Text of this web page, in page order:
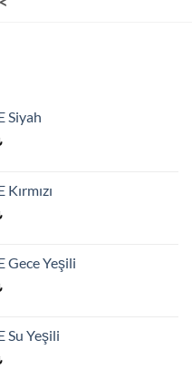
Siyah
Şu
7,500.00₺.
Şu
7,500.00₺.
Gece Yeşili
Şu
7,500.00₺.
Su Yeşili
Şu